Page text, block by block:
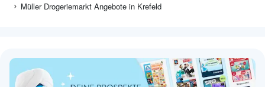
Müller Drogeriemarkt Angebote in Krefeld